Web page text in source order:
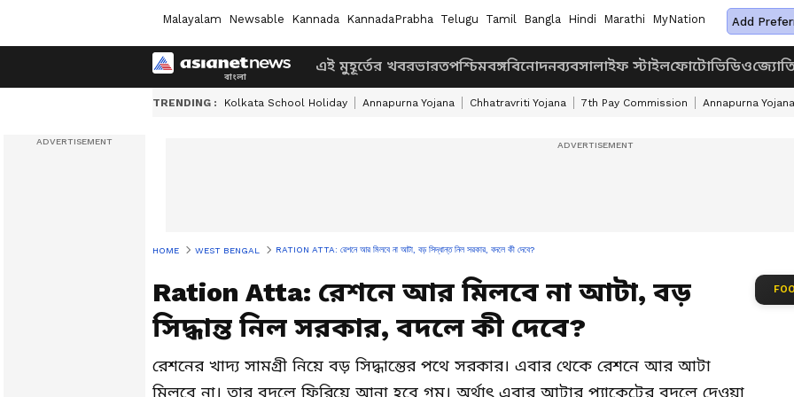
Malayalam Newsable Kannada KannadaPrabha Telugu Tamil Bangla Hindi Marathi MyNation Add
এই মুহূর্তের খবরভারতপশ্চিমবঙ্গবিনোদনব্যবসালাইফ স্টাইলফোটোভিডিও
TRENDING : Kolkata School Holiday Annapurna Yojana Chhatravriti Yojana 7th Pay Commission Annapurna
HOME WEST BENGAL RATION ATTA: রেশনে আর মিলবে না আটা, বড় সিদ্ধান্ত নিল সরকার, বদলে কী দেবে?
Ration Atta: রেশনে আর মিলবে না আটা, বড়
সিদ্ধান্ত নিল সরকার, বদলে কী দেবে?
রেশনের খাদ্য সামগ্রী নিয়ে বড় সিদ্ধান্তের পথে সরকার। এবার থেকে রেশনে আর আটা
মিলবে না। তার বদলে ফিরিয়ে আনা হবে গম। অর্থাৎ এবার আটার প্যাকেটের বদলে দেওয়া